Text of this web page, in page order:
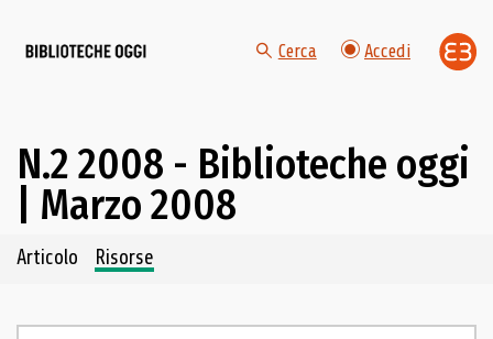
Cerca Accedi
N.2 2008 - Biblioteche oggi
| Marzo 2008
Navigazione dei contenuti del fascicolo
Articolo Risorse